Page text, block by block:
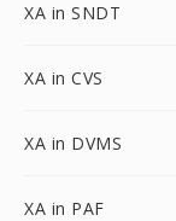
XA in SNDT
XA in CVS
XA in DVMS
XA in PAF